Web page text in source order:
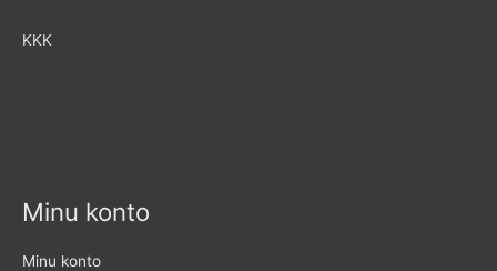
KKK
Minu konto
Minu konto